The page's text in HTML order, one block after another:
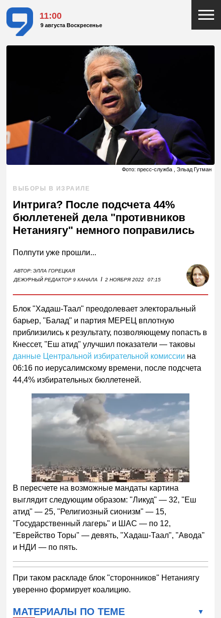
11:00
9 августа Воскресенье
Фото: пресс-служба , Эльад Гутман
ВЫБОРЫ В ИЗРАИЛЕ
Интрига? После подсчета 44%
бюллетеней дела "противников
Нетаниягу" немного поправились
Полпути уже прошли...
АВТОР:ЭЛЛА ГОРЕЦКАЯ
ДЕЖУРНЫЙ РЕДАКТОР 9 КАНАЛА
I 2 НОЯБРЯ 2022 07:15
Блок "Хадаш-Таал" преодолевает электоральный
барьер, "Балад" и партия МЕРЕЦ вплотную
приблизились к результату, позволяющему попасть в
Кнессет, "Еш атид" улучшил показатели — таковы
данные Центральной избирательной комиссии на
06:16 по иерусалимскому времени, после подсчета
44,4% избирательных бюллетеней.
В пересчете на возможные мандаты картина
выглядит следующим образом: "Ликуд" — 32, "Еш
атид" — 25, "Религиозный сионизм" — 15,
"Государственный лагерь" и ШАС — по 12,
"Еврейство Торы" — девять, "Хадаш-Таал", "Авода"
и НДИ — по пять.
При таком раскладе блок "сторонников" Нетаниягу
уверенно формирует коалицию.
МАТЕРИАЛЫ ПО ТЕМЕ